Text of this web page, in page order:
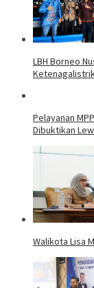
LBH Borneo
Pelayanan
Dibuktikan
Walikota Lisa